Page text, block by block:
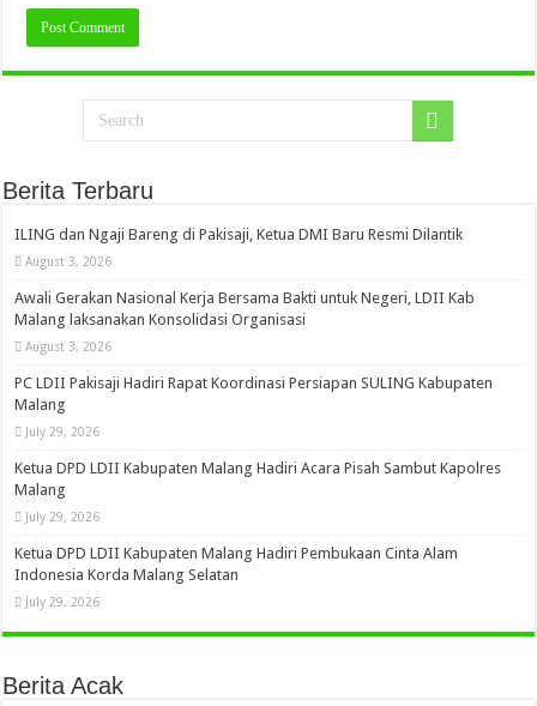
Berita Terbaru
ILING dan Ngaji Bareng di Pakisaji, Ketua DMI Baru Resmi Dilantik
August 3, 2026
Awali Gerakan Nasional Kerja Bersama Bakti untuk Negeri, LDII Kab
Malang laksanakan Konsolidasi Organisasi
August 3, 2026
PC LDII Pakisaji Hadiri Rapat Koordinasi Persiapan SULING Kabupaten
Malang
July 29, 2026
Ketua DPD LDII Kabupaten Malang Hadiri Acara Pisah Sambut Kapolres
Malang
July 29, 2026
Ketua DPD LDII Kabupaten Malang Hadiri Pembukaan Cinta Alam
Indonesia Korda Malang Selatan
July 29, 2026
Berita Acak